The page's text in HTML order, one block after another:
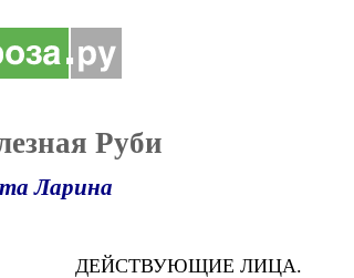
Руби
Ларина
ЛИЦА.